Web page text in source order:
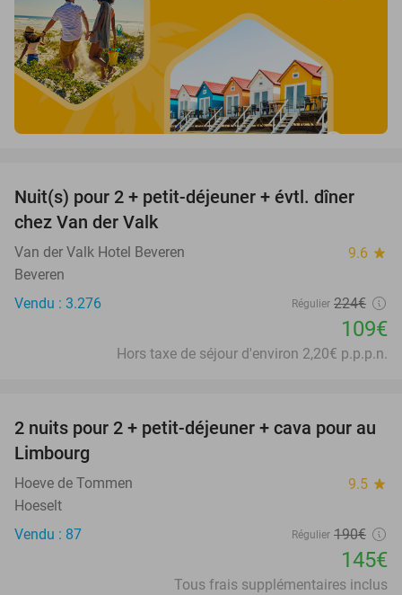
51%
Nuit(s) pour 2 + petit-déjeuner + évtl. dîner
chez Van der Valk
Van der Valk Hotel Beveren 9.6 star
Beveren
Vendu : 3.276
Régulier 224€
109€
Hors taxe de séjour d'environ 2,20€ p.p.p.n.
24%
2 nuits pour 2 + petit-déjeuner + cava pour au
Limbourg
Hoeve de Tommen 9.5 star
Hoeselt
Vendu : 87
Régulier 190€
145€
Tous frais supplémentaires inclus